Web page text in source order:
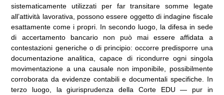
sistematicamente utilizzati per far transitare somme legate
all’attività lavorativa, possono essere oggetto di indagine fiscale
esattamente come i propri. In secondo luogo, la difesa in sede
di accertamento bancario non può mai essere affidata a
contestazioni generiche o di principio: occorre predisporre una
documentazione analitica, capace di ricondurre ogni singola
movimentazione a una causale non imponibile, possibilmente
corroborata da evidenze contabili e documentali specifiche. In
terzo luogo, la giurisprudenza della Corte EDU — pur in